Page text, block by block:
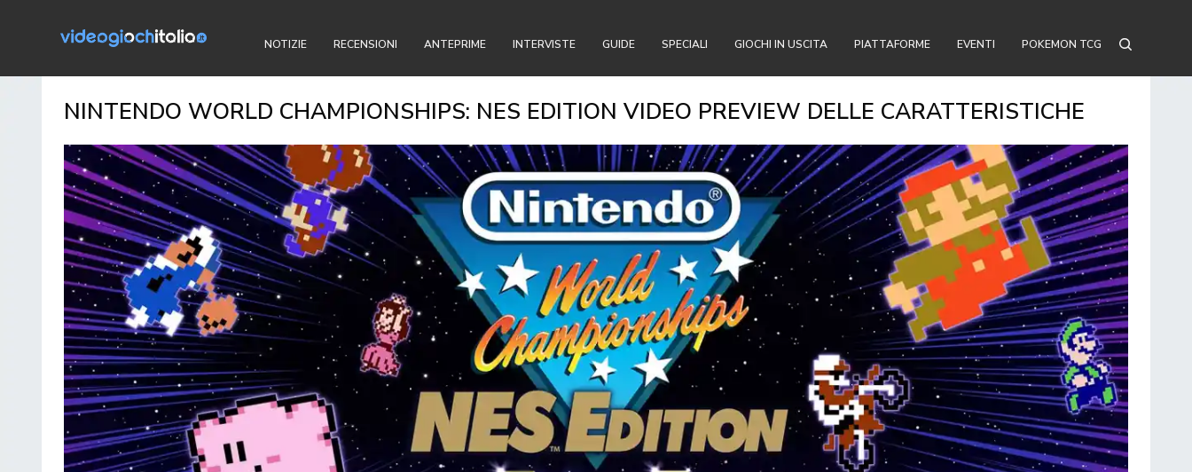
NOTIZIE RECENSIONI ANTEPRIME INTERVISTE GUIDE SPECIALI GIOCHI IN USCITA PIATTAFORME EVENTI POKEMON TCG
NINTENDO WORLD CHAMPIONSHIPS: NES EDITION VIDEO PREVIEW DELLE CARATTERISTICHE